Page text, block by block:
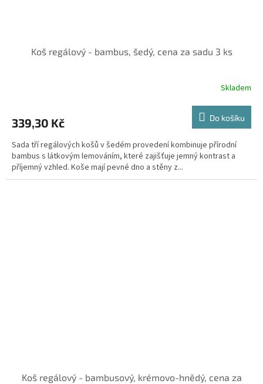
Koš regálový - bambus, šedý, cena za sadu 3 ks
Skladem
339,30 Kč Do košíku
Sada tří regálových košů v šedém provedení kombinuje přírodní
bambus s látkovým lemováním, které zajišťuje jemný kontrast a
příjemný vzhled. Koše mají pevné dno a stěny z...
Koš regálový - bambusový, krémovo-hnědý, cena za